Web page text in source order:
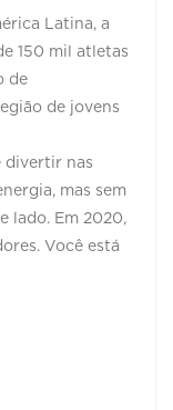
Latina, a
150 mil atletas
de
de jovens
divertir nas
mas sem
lado. Em 2020,
Você está